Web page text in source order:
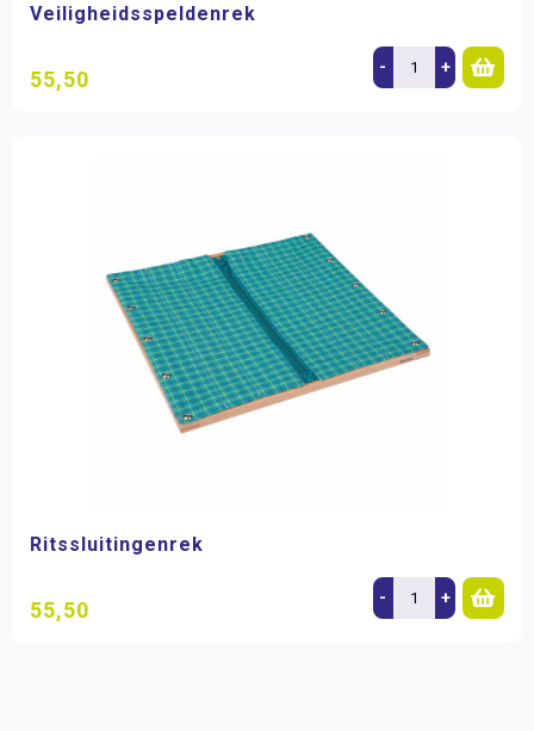
Veiligheidsspeldenrek
55,50 - +
Ritssluitingenrek
55,50 - +